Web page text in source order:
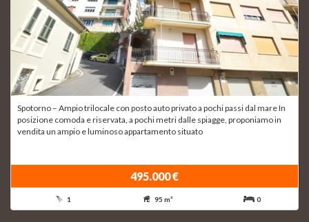
Spotorno – Ampio trilocale con posto auto privato a pochi passi dal mare In
posizione comoda e riservata, a pochi metri dalle spiagge, proponiamo in
vendita un ampio e luminoso appartamento situato
495.000 €
1 95 m² 0